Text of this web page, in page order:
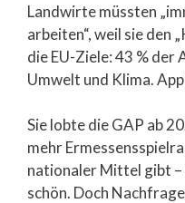
Landwirte müssten
arbeiten“, weil sie den
die EU-Ziele: 43 %
Umwelt und Klima.
Sie lobte die GAP ab
mehr
nationaler Mittel gibt
schön. Doch